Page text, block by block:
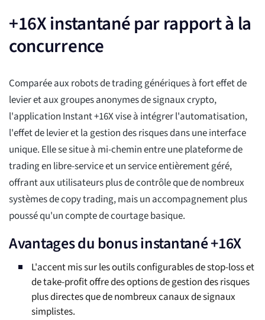
+16X instantané par rapport à la
concurrence
Comparée aux robots de trading génériques à fort effet de
levier et aux groupes anonymes de signaux crypto,
l'application Instant +16X vise à intégrer l'automatisation,
l'effet de levier et la gestion des risques dans une interface
unique. Elle se situe à mi-chemin entre une plateforme de
trading en libre-service et un service entièrement géré,
offrant aux utilisateurs plus de contrôle que de nombreux
systèmes de copy trading, mais un accompagnement plus
poussé qu'un compte de courtage basique.
Avantages du bonus instantané +16X
L'accent mis sur les outils configurables de stop-loss et
de take-profit offre des options de gestion des risques
plus directes que de nombreux canaux de signaux
simplistes.